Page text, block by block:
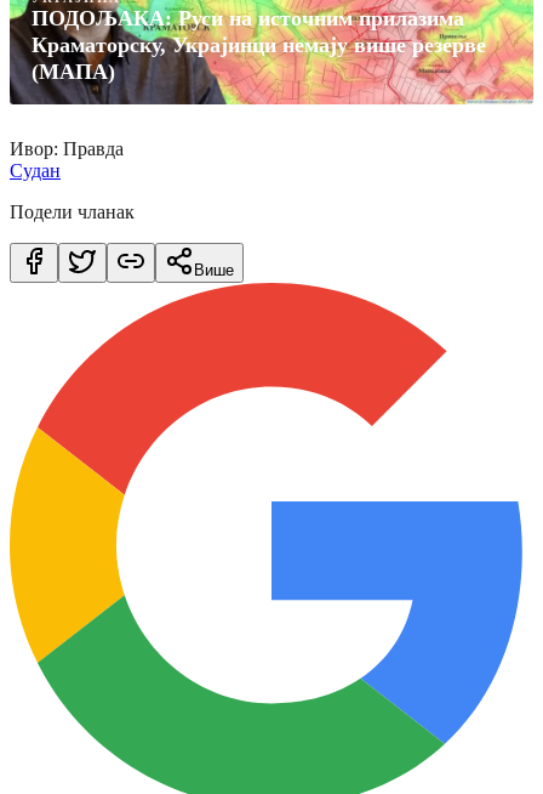
ПОДОЉАКА: Руси на источним прилазима
Краматорску, Украјинци немају више резерве
(МАПА)
Ивор: Правда
Судан
Подели чланак
Више